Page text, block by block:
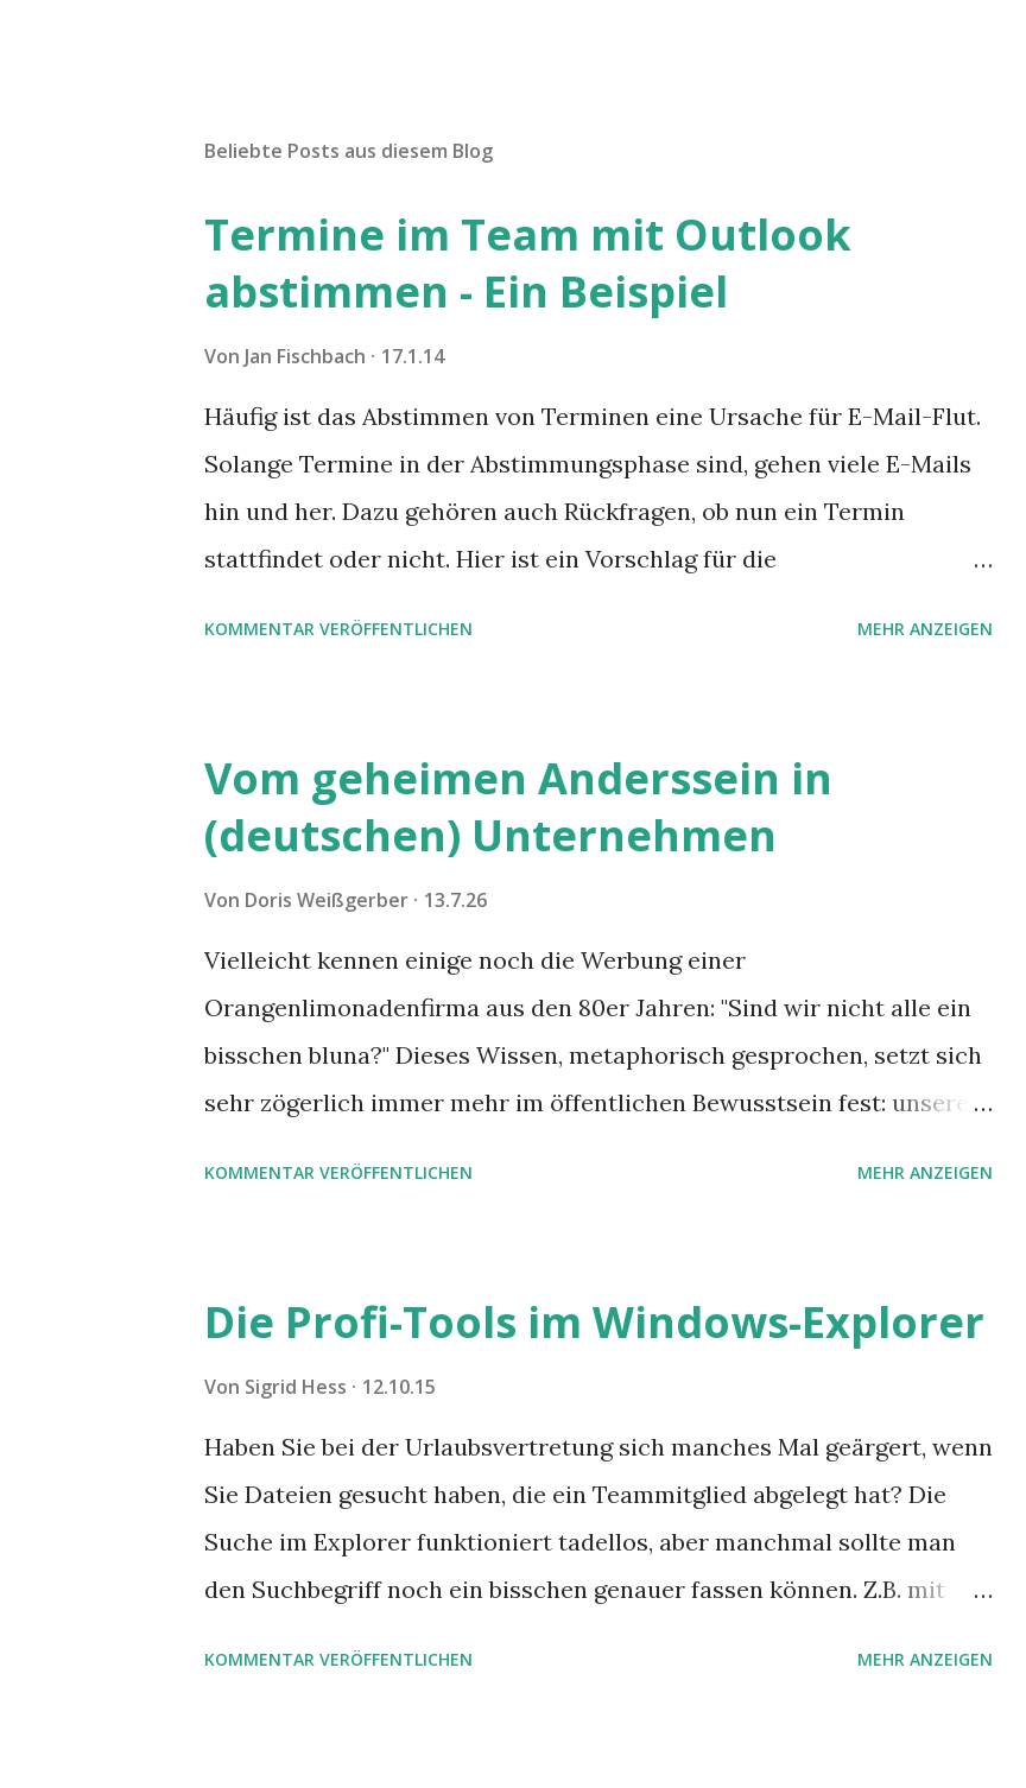
Beliebte Posts aus diesem Blog
Termine im Team mit Outlook
abstimmen - Ein Beispiel
Von Jan Fischbach 17.1.14
Häufig ist das Abstimmen von Terminen eine Ursache für E-Mail-Flut.
Solange Termine in der Abstimmungsphase sind, gehen viele E-Mails
hin und her. Dazu gehören auch Rückfragen, ob nun ein Termin
stattfindet oder nicht. Hier ist ein Vorschlag für die
KOMMENTAR VERÖFFENTLICHEN MEHR ANZEIGEN
Vom geheimen Anderssein in
(deutschen) Unternehmen
Von Doris Weißgerber 13.7.26
Vielleicht kennen einige noch die Werbung einer
Orangenlimonadenfirma aus den 80er Jahren: "Sind wir nicht alle ein
bisschen bluna?" Dieses Wissen, metaphorisch gesprochen, setzt sich
sehr zögerlich immer mehr im öffentlichen Bewusstsein fest: unsere
Angstzuständen ihrer Mitglieder. Dafür könnte es Gründe geben, die
weitgehend noch im Dunkeln zu liegen scheinen.
KOMMENTAR VERÖFFENTLICHEN MEHR ANZEIGEN
Die Profi-Tools im Windows-Explorer
Von Sigrid Hess 12.10.15
Haben Sie bei der Urlaubsvertretung sich manches Mal geärgert, wenn
Sie Dateien gesucht haben, die ein Teammitglied abgelegt hat? Die
Suche im Explorer funktioniert tadellos, aber manchmal sollte man
den Suchbegriff noch ein bisschen genauer fassen können. Z.B. mit
KOMMENTAR VERÖFFENTLICHEN MEHR ANZEIGEN